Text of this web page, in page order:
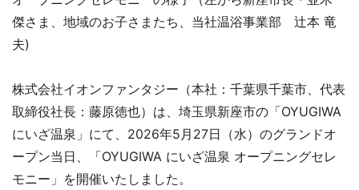
傑さま、地域のお子さまたち、当社温浴事業部 辻本 竜
夫)
株式会社イオンファンタジー（本社：千葉県千葉市、代表
取締役社長：藤原徳也）は、埼玉県新座市の「OYUGIWA
にいざ温泉」にて、2026年5月27日（水）のグランドオ
ープン当日、「OYUGIWA にいざ温泉 オープニングセレ
モニー」を開催いたしました。